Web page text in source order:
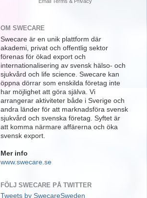
OM SWECARE
Swecare är en unik plattform där
akademi, privat och offentlig sektor
förenas för ökad export och
internationalisering av svensk hälso- och
sjukvård och life science. Swecare kan
öppna dörrar som enskilda företag inte
har möjlighet att göra själva. Vi
arrangerar aktiviteter både i Sverige och
andra länder för att marknadsföra svensk
sjukvård och svenska företag. Syftet är
att komma närmare affärerna och öka
svensk export.
Mer info
www.swecare.se
FÖLJ SWECARE PÅ TWITTER
Tweets by SwecareSweden